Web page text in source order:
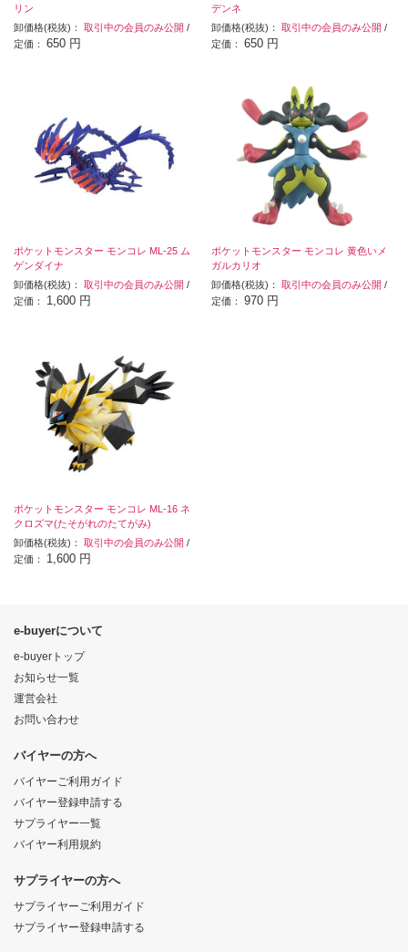
リン
卸価格(税抜)： 取引中の会員のみ公開 /
定価： 650 円
デンネ
卸価格(税抜)：取引中の会員のみ公開 /
定価：650 円
ポケットモンスター モンコレ ML-25 ム
ゲンダイナ
卸価格(税抜)： 取引中の会員のみ公開 /
定価： 1,600 円
ポケットモンスター モンコレ 黄色いメ
ガルカリオ
卸価格(税抜)：取引中の会員のみ公開 /
定価：970 円
ポケットモンスター モンコレ ML-16 ネ
クロズマ(たそがれのたてがみ)
卸価格(税抜)： 取引中の会員のみ公開 /
定価： 1,600 円
e-buyerについて
e-buyerトップ
お知らせ一覧
運営会社
お問い合わせ
バイヤーの方へ
バイヤーご利用ガイド
バイヤー登録申請する
サプライヤー一覧
バイヤー利用規約
サプライヤーの方へ
サプライヤーご利用ガイド
サプライヤー登録申請する